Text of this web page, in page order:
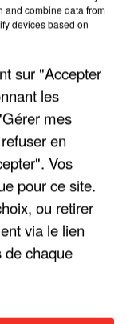
Voir plus
DES
and combine data from
devices based on
sur "Accepter
les
mes
en
Vos
pour ce site.
ou retirer
via le lien
de chaque